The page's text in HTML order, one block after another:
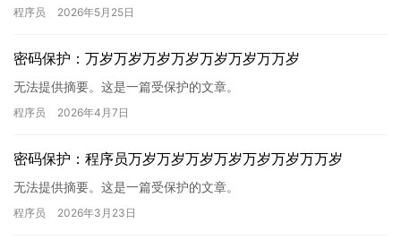
程序员 2026年5月25日
密码保护：万岁万岁万岁万岁万岁万岁万万岁
无法提供摘要。这是一篇受保护的文章。
程序员 2026年4月7日
密码保护：程序员万岁万岁万岁万岁万岁万岁万万岁
无法提供摘要。这是一篇受保护的文章。
程序员 2026年3月23日